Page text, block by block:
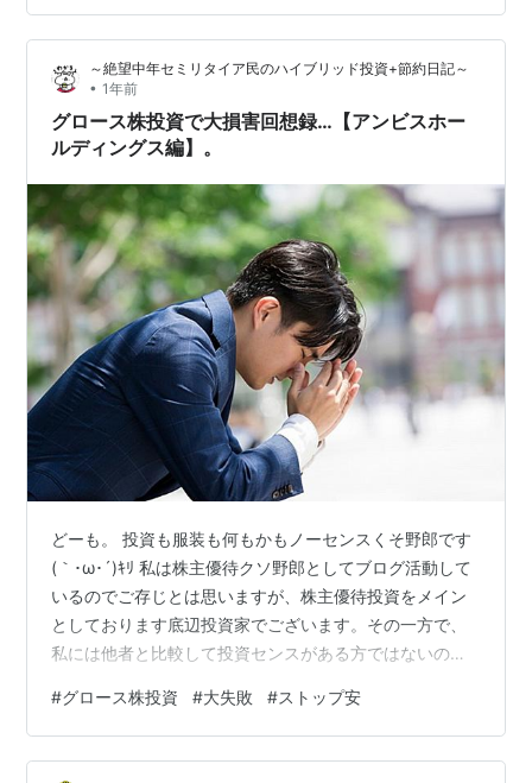
す。 でも、こういう銘柄は大化けの種を持っている可能
性があるのも事実。今日はそんな赤字グロース株の「別
の見方」を、できるだけやさしく説明します。 1. 利益じ
ゃなくて“成長スピード”を見る グロース株は、とにかく
「売上がどれだけ早く伸びて…
～絶望中年セミリタイア民のハイブリッド投資+節約日記～
• 1年前
グロース株投資で大損害回想録…【アンビスホー
ルディングス編】。
どーも。 投資も服装も何もかもノーセンスくそ野郎です
(｀･ω･´)ｷﾘ 私は株主優待クソ野郎としてブログ活動して
いるのでご存じとは思いますが、株主優待投資をメイン
としております底辺投資家でございます。その一方で、
私には他者と比較して投資センスがある方ではないの
高いとされるグロース株投資に足を突っ込んで（個人的
には）大きな勝負をかけました。一時期は好調で大きな
含み益を抱えていたものの、売り時を逃したうえ、後で
#グロース株投資 #大失敗 #ストップ安